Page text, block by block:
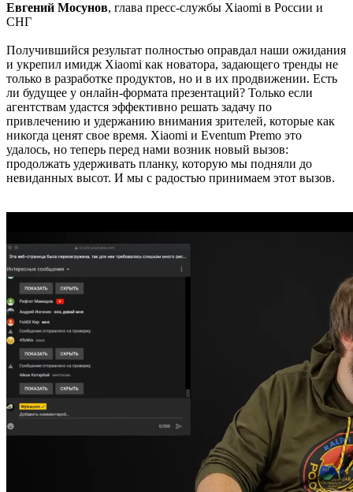
Евгений Мосунов, глава пресс-службы Xiaomi в России и
СНГ
Получившийся результат полностью оправдал наши ожидания
и укрепил имидж Xiaomi как новатора, задающего тренды не
только в разработке продуктов, но и в их продвижении. Есть
ли будущее у онлайн-формата презентаций? Только если
агентствам удастся эффективно решать задачу по
привлечению и удержанию внимания зрителей, которые как
никогда ценят свое время. Xiaomi и Eventum Premo это
удалось, но теперь перед нами возник новый вызов:
продолжать удерживать планку, которую мы подняли до
невиданных высот. И мы с радостью принимаем этот вызов.